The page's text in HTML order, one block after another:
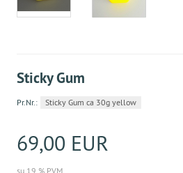
Sticky Gum
Pr.Nr.: Sticky Gum ca 30g yellow
69,00 EUR
su 19 % PVM